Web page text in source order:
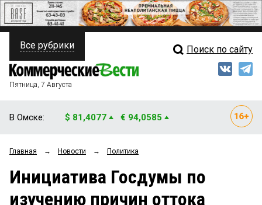
ПОЛИТИКА
ФИНАНСЫ
ОБЩЕСТВО
ЗАКОН
Свежий выпуск
Рейтинги
Все рубрики Поиск по сайту
Пятница, 7 Августа
В Омске: $ 81,4077 € 94,0585
Главная → Новости → Политика
Инициатива Госдумы по
изучению причин оттока